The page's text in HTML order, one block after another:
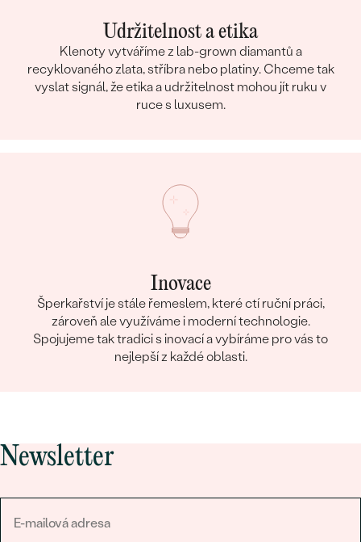
Udržitelnost a etika
Klenoty vytváříme z lab-grown diamantů a
recyklovaného zlata, stříbra nebo platiny. Chceme tak
vyslat signál, že etika a udržitelnost mohou jít ruku v
ruce s luxusem.
Inovace
Šperkařství je stále řemeslem, které ctí ruční práci,
zároveň ale využíváme i moderní technologie.
Spojujeme tak tradici s inovací a vybíráme pro vás to
nejlepší z každé oblasti.
Newsletter